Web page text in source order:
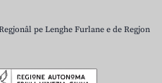
pe Lenghe Furlane e de Regjon